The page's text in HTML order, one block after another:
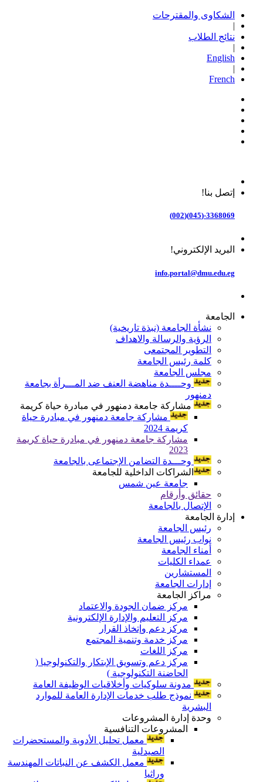
الشكاوى والمقترحات
|
نتائج الطلاب
|
English
|
French
إتصل بنا!
3368069-(045)(002)
البريد الإلكتروني!
info.portal@dmu.edu.eg
الجامعة
نشأة الجامعة (نبذة تاريخية)
الرؤية والرسالة والاهداف
التطوير المجتمعى
كلمة رئيس الجامعة
مجلس الجامعة
وحــــدة مناهضة العنف ضد المـــرأة بجامعة
دمنهور
مشاركة جامعة دمنهور في مبادرة حياة كريمة
مشاركة جامعة دمنهور في مبادرة حياة
كريمة 2024
مشاركة جامعة دمنهور في مبادرة حياة كريمة
2023
وحـــدة التضامن الإجتماعى بالجامعة
الشراكات الداخلية للجامعة
جامعة عين شمس
حقائق وأرقام
الإتصال بالجامعة
إدارة الجامعة
رئيس الجامعة
نواب رئيس الجامعة
أمناء الجامعة
عمداء الكليات
المستشارين
إدارات الجامعة
مراكز الجامعة
مركز ضمان الجودة والاعتماد
مركز التعليم والإدارة الإلكترونية
مركز دعم وإتخاذ القرار
مركز خدمة وتنمية المجتمع
مركز اللغات
مركز دعم وتسويق الإبتكار والتكنولوجيا (
الحاضنة التكنولوجية )
مدونة سلوكيات وأخلاقيات الوظيفة العامة
نموذج طلب خدمات الإدارة العامة للموارد
البشرية
وحدة إدارة المشروعات
المشروعات التنافسية
معمل تحليل الأدوية والمستحضرات
الصيدلية
معمل الكشف عن النباتات المهندسة
وراثيا